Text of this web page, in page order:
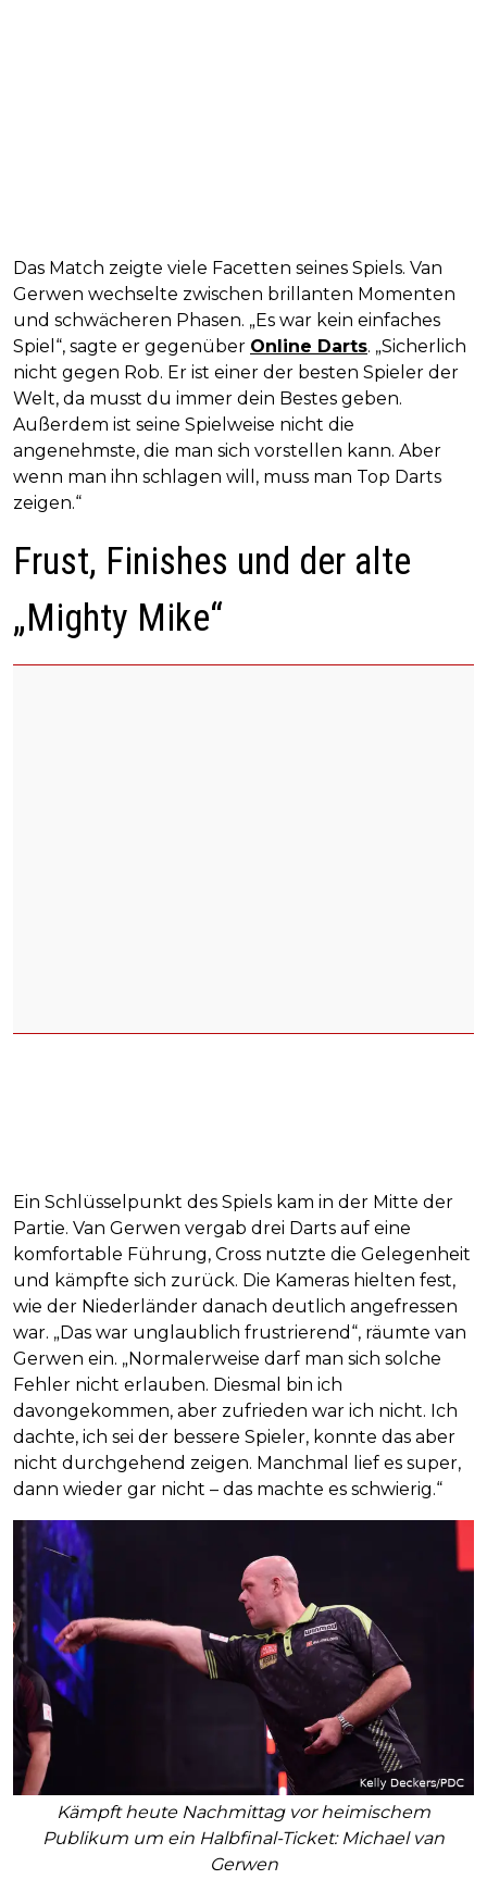
Das Match zeigte viele Facetten seines Spiels. Van
Gerwen wechselte zwischen brillanten Momenten
und schwächeren Phasen. „Es war kein einfaches
Spiel“, sagte er gegenüber Online Darts. „Sicherlich
nicht gegen Rob. Er ist einer der besten Spieler der
Welt, da musst du immer dein Bestes geben.
Außerdem ist seine Spielweise nicht die
angenehmste, die man sich vorstellen kann. Aber
wenn man ihn schlagen will, muss man Top Darts
zeigen.“
Frust, Finishes und der alte
„Mighty Mike“
Ein Schlüsselpunkt des Spiels kam in der Mitte der
Partie. Van Gerwen vergab drei Darts auf eine
komfortable Führung, Cross nutzte die Gelegenheit
und kämpfte sich zurück. Die Kameras hielten fest,
wie der Niederländer danach deutlich angefressen
war. „Das war unglaublich frustrierend“, räumte van
Gerwen ein. „Normalerweise darf man sich solche
Fehler nicht erlauben. Diesmal bin ich
davongekommen, aber zufrieden war ich nicht. Ich
dachte, ich sei der bessere Spieler, konnte das aber
nicht durchgehend zeigen. Manchmal lief es super,
dann wieder gar nicht – das machte es schwierig.“
Kämpft heute Nachmittag vor heimischem
Publikum um ein Halbfinal-Ticket: Michael van
Gerwen